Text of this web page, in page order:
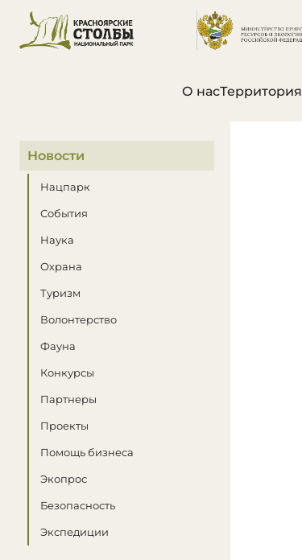
О насТерритория
В этом разделе
Новости
Нацпарк
События
Наука
Охрана
Туризм
Волонтерство
Фауна
Конкурсы
Партнеры
Проекты
Помощь бизнеса
Экопрос
Безопасность
Экспедиции